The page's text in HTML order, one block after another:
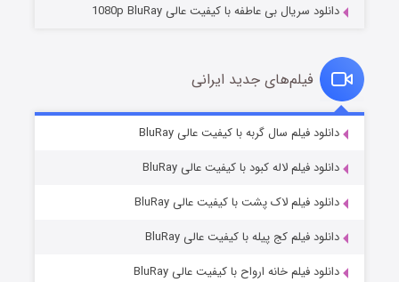
قسمت۷ (زیرنویس) منتشر شد
دانلود سریال بی عاطفه با کیفیت عالی 1080p BluRay
فیلم‌های جدید ایرانی
دانلود فیلم سال گربه با کیفیت عالی BluRay
دانلود فیلم لاله کبود با کیفیت عالی BluRay
دانلود فیلم لاک پشت با کیفیت عالی BluRay
دانلود فیلم کج‌ پیله با کیفیت عالی BluRay
دانلود فیلم خانه ارواح با کیفیت عالی BluRay